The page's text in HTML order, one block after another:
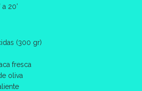
20’
(300 gr)
fresca
oliva